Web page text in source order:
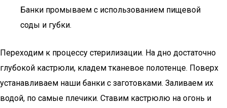
Банки промываем с использованием пищевой
соды и губки.
Переходим к процессу стерилизации. На дно достаточно
глубокой кастрюли, кладем тканевое полотенце. Поверх
устанавливаем наши банки с заготовками. Заливаем их
водой, по самые плечики. Ставим кастрюлю на огонь и